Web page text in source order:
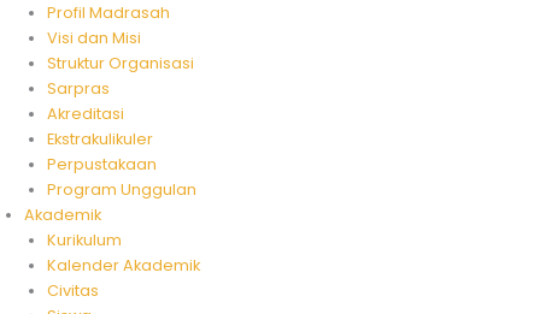
Profil Madrasah
Visi dan Misi
Struktur Organisasi
Sarpras
Akreditasi
Ekstrakulikuler
Perpustakaan
Program Unggulan
Akademik
Kurikulum
Kalender Akademik
Civitas